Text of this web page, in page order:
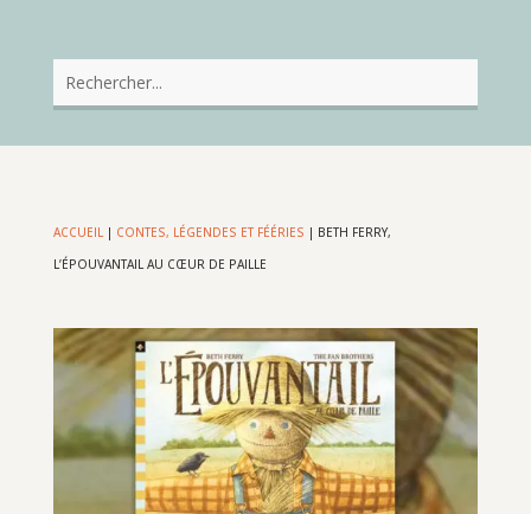
ACCUEIL| CONTES, LÉGENDES ET FÉÉRIES | BETH FERRY,
L’ÉPOUVANTAIL AU CŒUR DE PAILLE